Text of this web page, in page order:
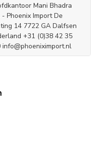
Mani Bhadra
- Phoenix Import De
14 7722 GA Dalfsen
+31 (0)38 42 35
info@phoeniximport.nl